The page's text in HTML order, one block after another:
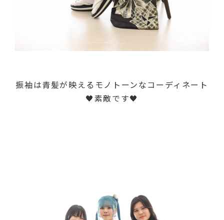
振袖は青髪が映えるモノトーンなコーディネート
🖤素敵です🖤